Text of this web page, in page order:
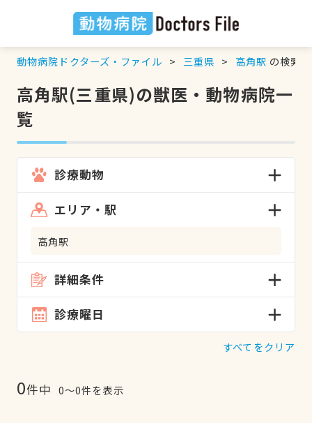
動物病院ドクターズ・ファイル 三重県 高角駅 の検索
高角駅(三重県)の獣医・動物病院一
覧
診療動物
エリア・駅
高角駅
詳細条件
診療曜日
すべてをクリア
0件中 0〜0件を表示